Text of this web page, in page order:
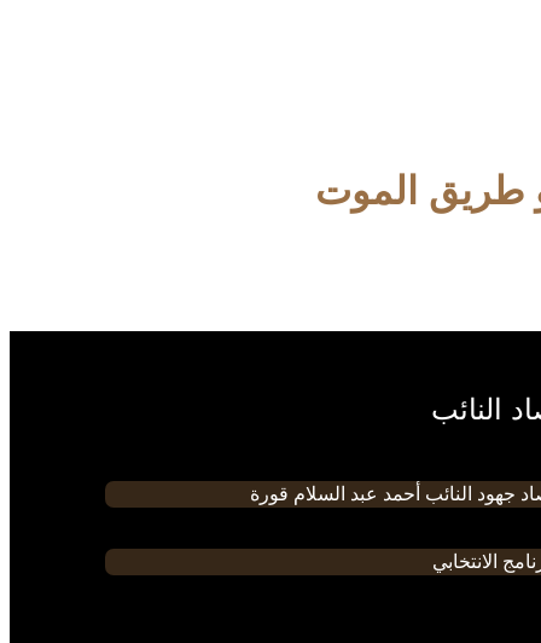
طريق الموت
النائب
جهود النائب أحمد عبد السلام قورة
الانتخابي